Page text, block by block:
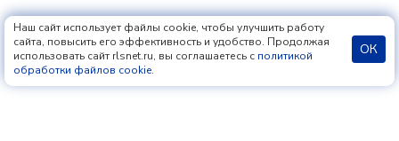
Наш сайт использует файлы cookie, чтобы улучшить работу
сайта, повысить его эффективность и удобство. Продолжая
использовать сайт rlsnet.ru, вы соглашаетесь с политикой
обработки файлов cookie.
ОК